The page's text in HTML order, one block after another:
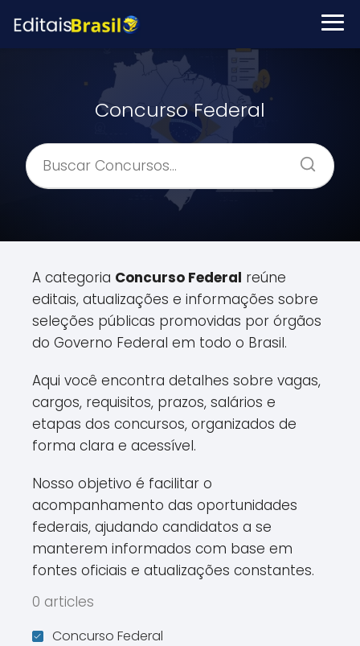
Concurso Federal
A categoria Concurso Federal reúne
editais, atualizações e informações sobre
seleções públicas promovidas por órgãos
do Governo Federal em todo o Brasil.
Aqui você encontra detalhes sobre vagas,
cargos, requisitos, prazos, salários e
etapas dos concursos, organizados de
forma clara e acessível.
Nosso objetivo é facilitar o
acompanhamento das oportunidades
federais, ajudando candidatos a se
manterem informados com base em
fontes oficiais e atualizações constantes.
0 articles
Concurso Federal